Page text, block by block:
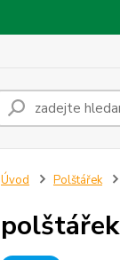
Úvod Polštářek